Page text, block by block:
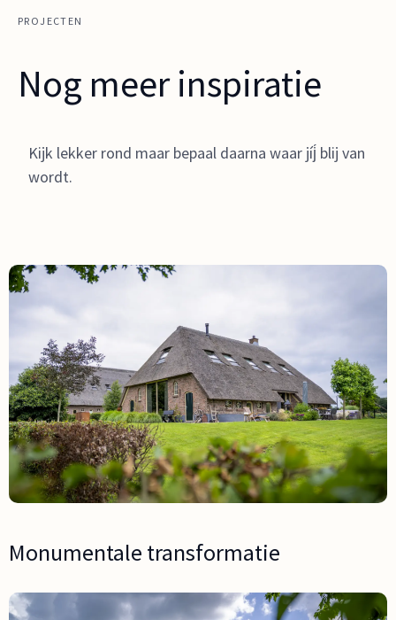
PROJECTEN
Nog meer inspiratie
Kijk lekker rond maar bepaal daarna waar jíj́ blij van
wordt.
Monumentale transformatie